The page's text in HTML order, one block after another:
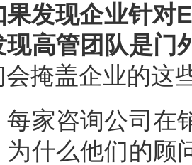
发现企业针对
高管团队是门
掩盖企业的这
每家咨询公司在
为什么他们的顾